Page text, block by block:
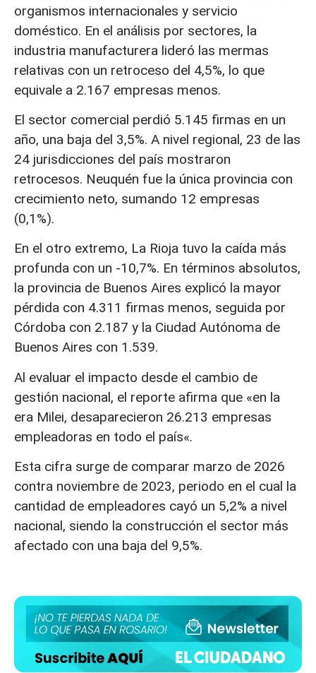
organismos internacionales y servicio
doméstico. En el análisis por sectores, la
industria manufacturera lideró las mermas
relativas con un retroceso del 4,5%, lo que
equivale a 2.167 empresas menos.
El sector comercial perdió 5.145 firmas en un
año, una baja del 3,5%. A nivel regional, 23 de las
24 jurisdicciones del país mostraron
retrocesos. Neuquén fue la única provincia con
crecimiento neto, sumando 12 empresas
(0,1%).
En el otro extremo, La Rioja tuvo la caída más
profunda con un -10,7%. En términos absolutos,
la provincia de Buenos Aires explicó la mayor
pérdida con 4.311 firmas menos, seguida por
Córdoba con 2.187 y la Ciudad Autónoma de
Buenos Aires con 1.539.
Al evaluar el impacto desde el cambio de
gestión nacional, el reporte afirma que «en la
era Milei, desaparecieron 26.213 empresas
empleadoras en todo el país«.
Esta cifra surge de comparar marzo de 2026
contra noviembre de 2023, periodo en el cual la
cantidad de empleadores cayó un 5,2% a nivel
nacional, siendo la construcción el sector más
afectado con una baja del 9,5%.